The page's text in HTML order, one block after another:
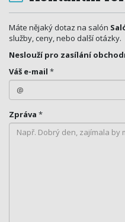
Máte nějaký dotaz na salón
služby, ceny, nebo další otázky.
Neslouží pro zasílání
Váš e-mail *
Zpráva *